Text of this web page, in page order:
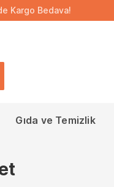
Kargo Bedava!
Gıda ve Temizlik